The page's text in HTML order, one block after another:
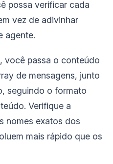
possa verificar cada
vez de adivinhar
agente.
você passa o conteúdo
de mensagens, junto
seguindo o formato
Verifique a
nomes exatos dos
mais rápido que os